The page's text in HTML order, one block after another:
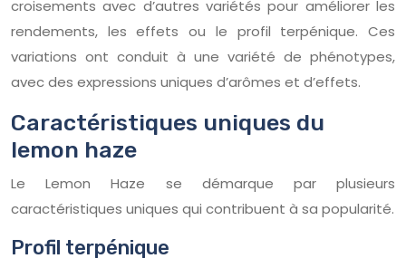
croisements avec d’autres variétés pour améliorer les
rendements, les effets ou le profil terpénique. Ces
variations ont conduit à une variété de phénotypes,
avec des expressions uniques d’arômes et d’effets.
Caractéristiques uniques du
lemon haze
Le Lemon Haze se démarque par plusieurs
caractéristiques uniques qui contribuent à sa popularité.
Profil terpénique